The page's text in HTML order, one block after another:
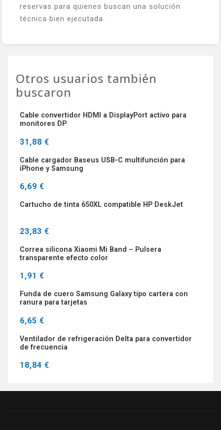
reservas para quienes buscan una solución
técnica bien ejecutada.
Otros usuarios también
buscaron
Cable convertidor HDMI a DisplayPort activo para
monitores DP
31,88 €
Cable cargador Baseus USB-C multifunción para
iPhone y Samsung
6,69 €
Cartucho de tinta 650XL compatible HP DeskJet
23,83 €
Correa silicona Xiaomi Mi Band – Pulsera
transparente efecto color
1,91 €
Funda de cuero Samsung Galaxy tipo cartera con
ranura para tarjetas
6,65 €
Ventilador de refrigeración Delta para convertidor
de frecuencia
18,84 €